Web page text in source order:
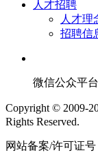
人才招聘
人才理
招聘信
微信公众平台
Copyright © 2009-
Rights Reserved.
网站备案/许可证号